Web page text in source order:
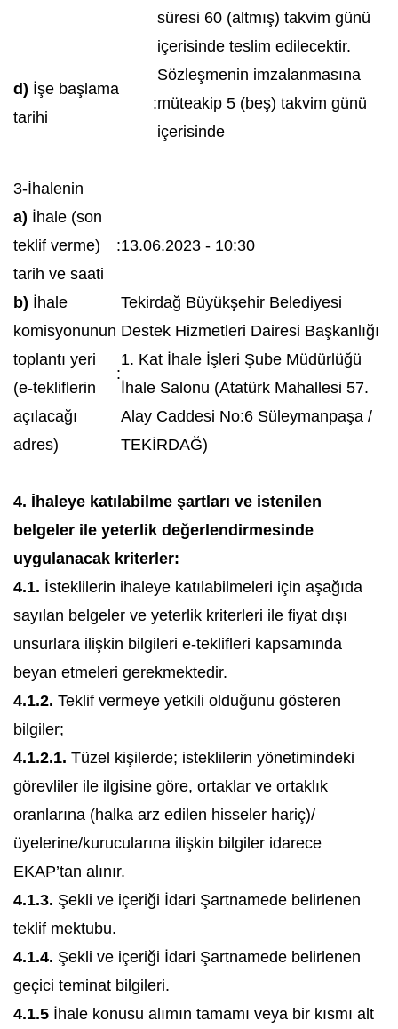
süresi 60 (altmış) takvim günü
içerisinde teslim edilecektir.
d) İşe başlama
tarihi
:
Sözleşmenin imzalanmasına
müteakip 5 (beş) takvim günü
içerisinde
3-İhalenin
a) İhale (son
teklif verme)
tarih ve saati
:13.06.2023 - 10:30
b) İhale
komisyonunun
toplantı yeri
(e-tekliflerin
açılacağı
adres)
:
Tekirdağ Büyükşehir Belediyesi
Destek Hizmetleri Dairesi Başkanlığı
1. Kat İhale İşleri Şube Müdürlüğü
İhale Salonu (Atatürk Mahallesi 57.
Alay Caddesi No:6 Süleymanpaşa /
TEKİRDAĞ)
4. İhaleye katılabilme şartları ve istenilen
belgeler ile yeterlik değerlendirmesinde
uygulanacak kriterler:
4.1. İsteklilerin ihaleye katılabilmeleri için aşağıda
sayılan belgeler ve yeterlik kriterleri ile fiyat dışı
unsurlara ilişkin bilgileri e-teklifleri kapsamında
beyan etmeleri gerekmektedir.
4.1.2. Teklif vermeye yetkili olduğunu gösteren
bilgiler;
4.1.2.1. Tüzel kişilerde; isteklilerin yönetimindeki
görevliler ile ilgisine göre, ortaklar ve ortaklık
oranlarına (halka arz edilen hisseler hariç)/
üyelerine/kurucularına ilişkin bilgiler idarece
EKAP’tan alınır.
4.1.3. Şekli ve içeriği İdari Şartnamede belirlenen
teklif mektubu.
4.1.4. Şekli ve içeriği İdari Şartnamede belirlenen
geçici teminat bilgileri.
4.1.5 İhale konusu alımın tamamı veya bir kısmı alt